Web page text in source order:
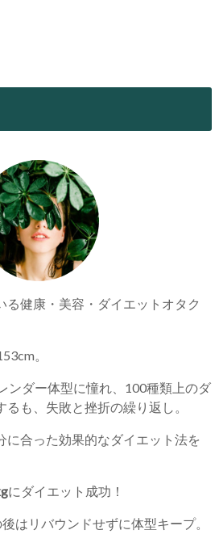
る健康・美容・ダイエットオタク
。
ンダー体型に憧れ、100種類上のダ
も、失敗と挫折の繰り返し。
に合った効果的なダイエット法を
にダイエット成功！
はリバウンドせずに体型キープ。